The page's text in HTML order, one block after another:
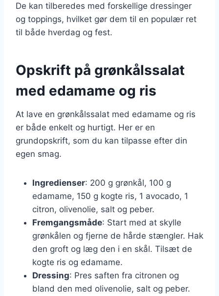
De kan tilberedes med forskellige dressinger
og toppings, hvilket gør dem til en populær ret
til både hverdag og fest.
Opskrift på grønkålssalat
med edamame og ris
At lave en grønkålssalat med edamame og ris
er både enkelt og hurtigt. Her er en
grundopskrift, som du kan tilpasse efter din
egen smag.
Ingredienser: 200 g grønkål, 100 g
edamame, 150 g kogte ris, 1 avocado, 1
citron, olivenolie, salt og peber.
Fremgangsmåde: Start med at skylle
grønkålen og fjerne de hårde stængler. Hak
den groft og læg den i en skål. Tilsæt de
kogte ris og edamame.
Dressing: Pres saften fra citronen og
bland den med olivenolie, salt og peber.